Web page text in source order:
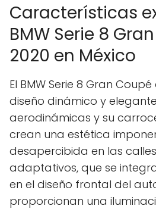
Características
BMW Serie 8
2020 en México
El BMW Serie 8 Gran
diseño dinámico y
aerodinámicas y su
crean una estética
desapercibida en las
adaptativos, que se
en el diseño frontal del
proporcionan una